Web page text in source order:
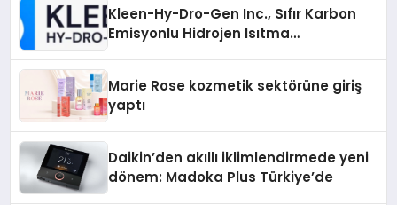
Kleen-Hy-Dro-Gen Inc., Sıfır Karbon
Emisyonlu Hidrojen Isıtma
Marie Rose kozmetik sektörüne giriş
yaptı
Daikin’den akıllı iklimlendirmede yeni
dönem: Madoka Plus Türkiye’de